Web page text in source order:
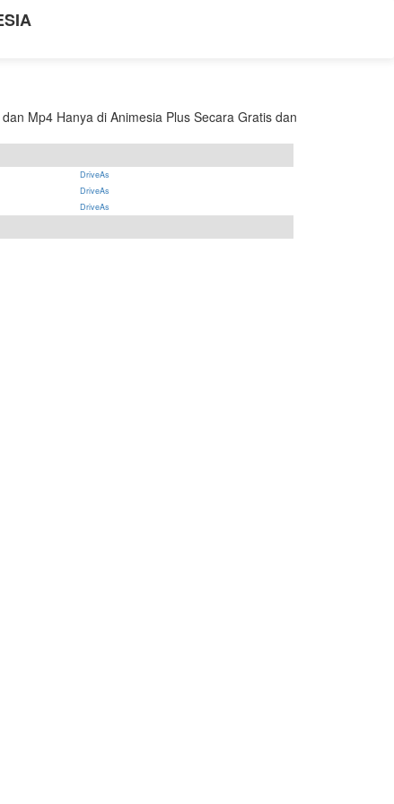
Mp4 Hanya di Animesia Plus Secara Gratis dan
DriveAs
DriveAs
DriveAs